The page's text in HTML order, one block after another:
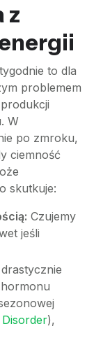
z
to dla
problemem
W
po zmroku,
ciemność
skutkuje:
Czujemy
jeśli
),